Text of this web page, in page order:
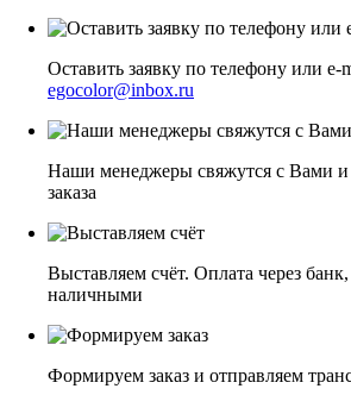
Оставить заявку по телефону или e-
egocolor@inbox.ru
Наши менеджеры свяжутся с Вами и
заказа
Выставляем счёт. Оплата через
наличными
Формируем заказ и отправляем